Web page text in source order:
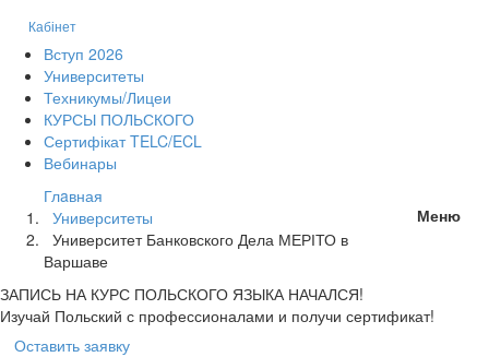
Кабінет
Вступ 2026
Университеты
Техникумы/Лицеи
КУРСЫ ПОЛЬСКОГО
Сертифікат TELC/ECL
Вебинары
Меню
Глaвная
Университеты
Университет Банковского Дела МЕРІТО в
Варшаве
ЗАПИСЬ НА КУРС ПОЛЬСКОГО ЯЗЫКА НАЧАЛСЯ!
Изучай Польский с профессионалами и получи сертификат!
Оставить заявку